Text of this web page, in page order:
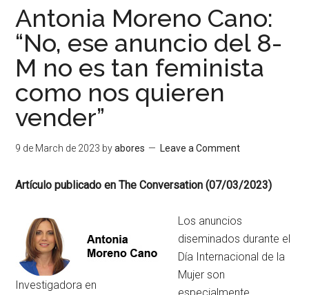
Antonia Moreno Cano:
“No, ese anuncio del 8-
M no es tan feminista
como nos quieren
vender”
9 de March de 2023 byabores Leave a Comment
Artículo publicado en The Conversation (07/03/2023)
Investigadora en
Los anuncios
diseminados durante el
Día Internacional de la
Mujer son